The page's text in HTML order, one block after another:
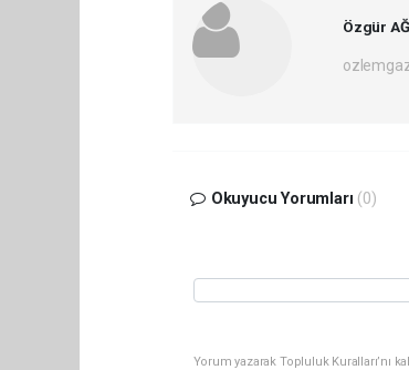
Özgür
Okuyucu Yorumları (0)
Yorum yazarak Topluluk Kuralları’nı